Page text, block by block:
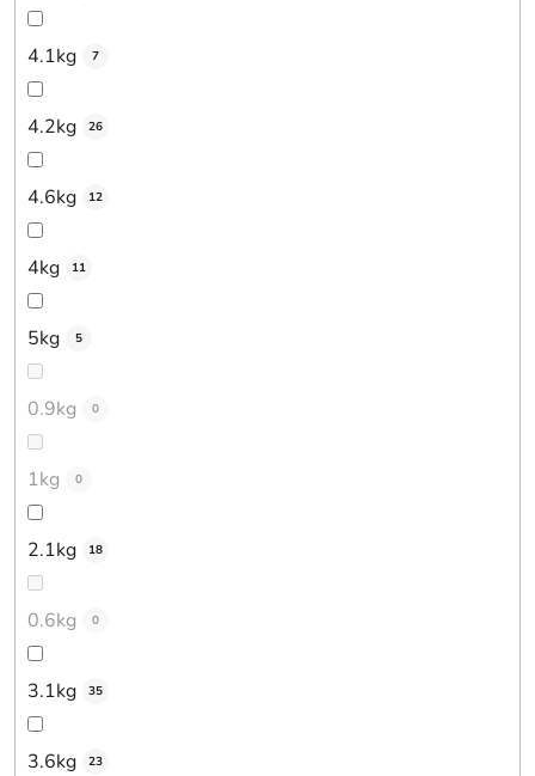
4.1kg 7
4.2kg 26
4.6kg 12
4kg 11
5kg 5
0.9kg 0
1kg 0
2.1kg 18
0.6kg 0
3.1kg 35
3.6kg 23